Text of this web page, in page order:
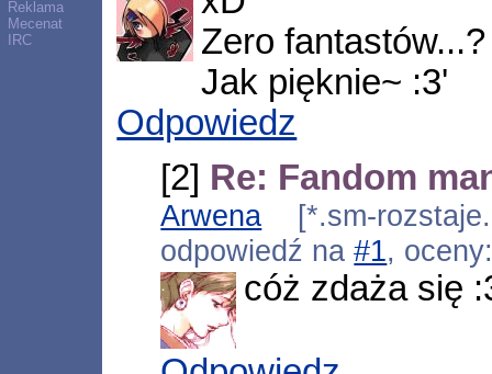
Reklama
Mecenat
IRC
Zero
Jak pięknie~ :3'
Odpowiedz
[2] Re: Fandom
Arwena [*.sm-
odpowiedź na#1,
cóż zdaża się